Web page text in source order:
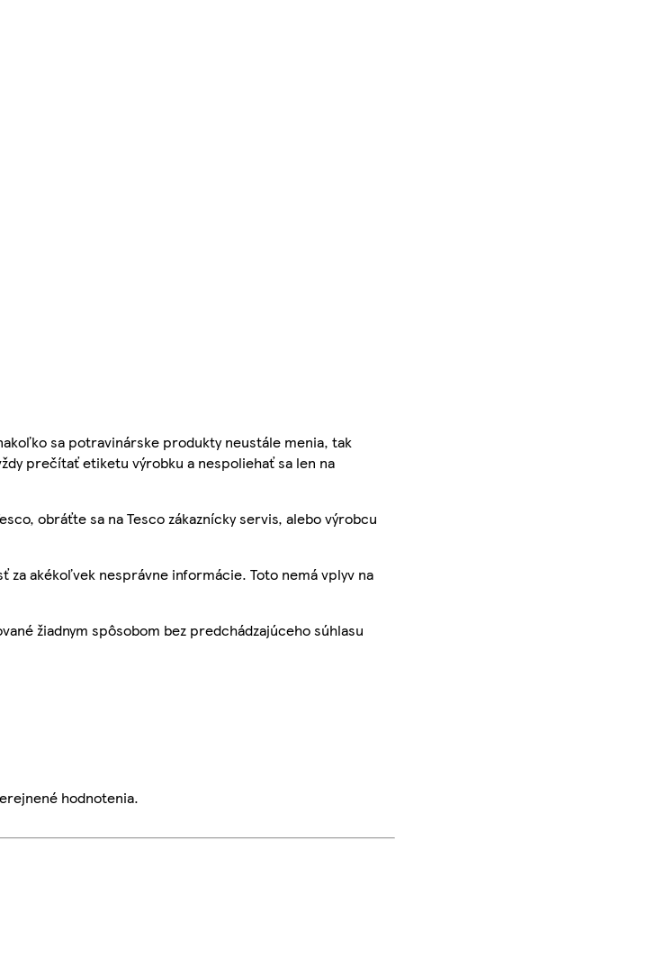
sa potravinárske produkty neustále menia, tak
prečítať etiketu výrobku a nespoliehať sa len na
obráťte sa na Tesco zákaznícky servis, alebo výrobcu
za akékoľvek nesprávne informácie. Toto nemá vplyv na
žiadnym spôsobom bez predchádzajúceho súhlasu
hodnotenia.